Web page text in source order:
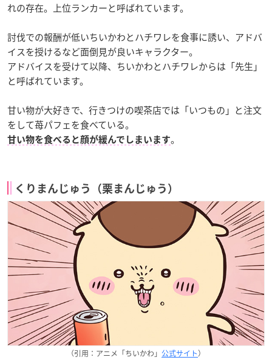
れの存在。
上位ランカーと呼ばれています。
討伐での報酬が低いちいかわとハチワレを食事に誘い、アドバ
イスを授けるなど面倒見が良いキャラクター。
アドバイスを受けて以降、ちいかわとハチワレからは「先生」
と呼ばれています。
甘い物が大好きで、行きつけの喫茶店では「いつもの」と注文
をして苺パフェを食べている。
甘い物を食べると顔が緩んでしまいます。
くりまんじゅう（栗まんじゅう）
（引用：アニメ「ちいかわ」 公式サイト）